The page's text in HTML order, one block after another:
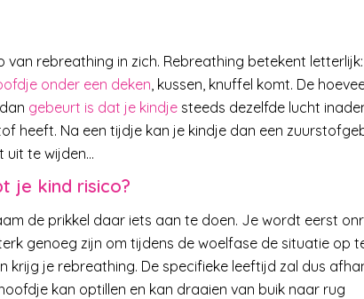
van rebreathing in zich. Rebreathing betekent
onder een deken , kussen, knuffel komt. De
gebeurt is dat je kindje steeds dezelfde lucht
heeft. Na een tijdje kan je kindje dan een
uit te wijden…
je kind risico?
de prikkel daar iets aan te doen. Je wordt eerst
genoeg zijn om tijdens de woelfase de situatie op
krijg je rebreathing. De specifieke leeftijd zal dus
kan optillen en kan draaien van buik naar rug